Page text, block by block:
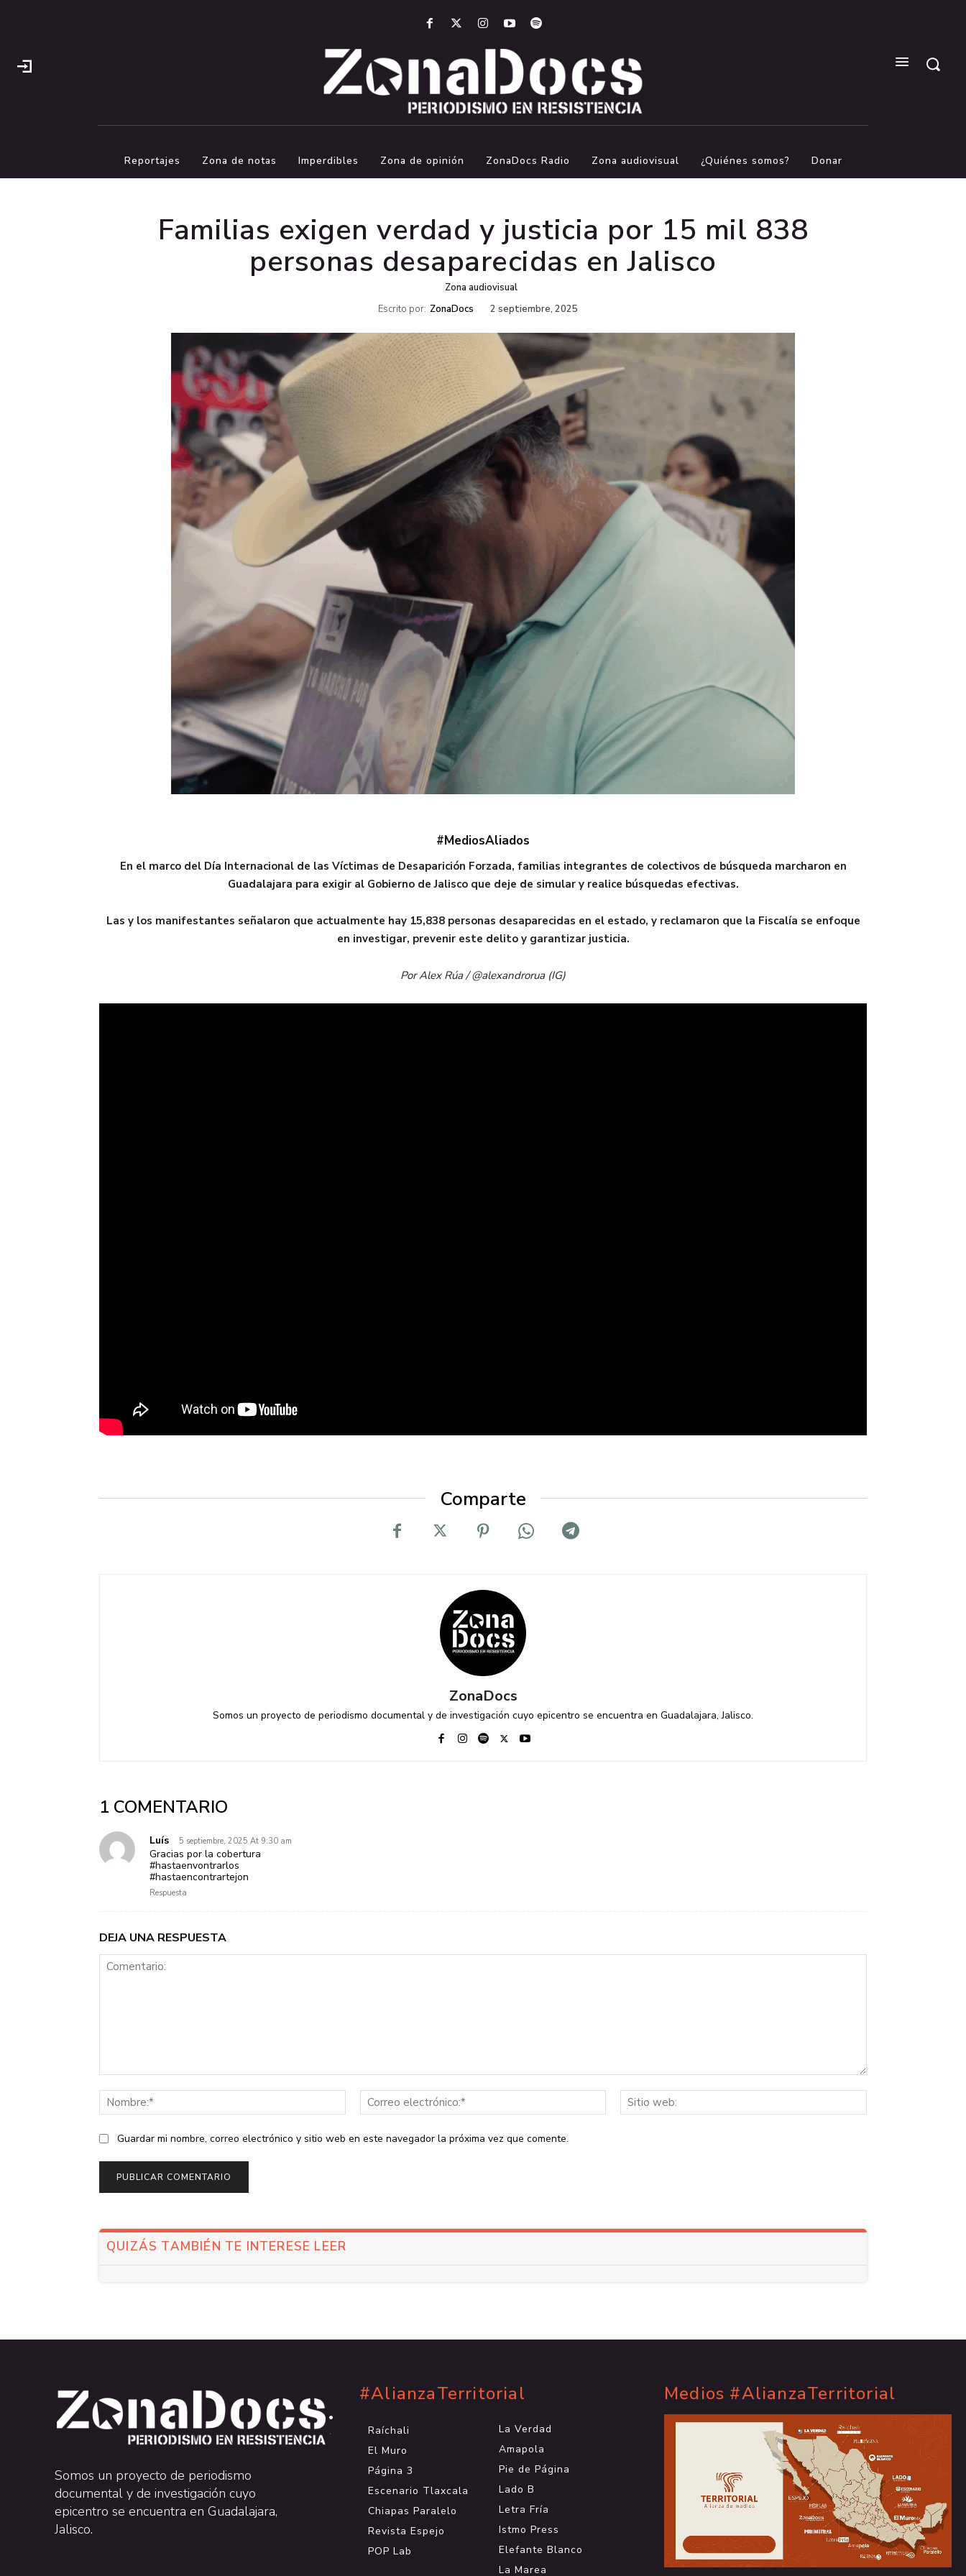
Reportajes Zona de notas Imperdibles Zona de opinión ZonaDocs Radio Zona audiovisual ¿Quiénes somos? Donar
Familias exigen verdad y justicia por 15 mil 838
personas desaparecidas en Jalisco
Zona audiovisual
Escrito por: ZonaDocs 2 septiembre, 2025
#MediosAliados
En el marco del Día Internacional de las Víctimas de Desaparición Forzada, familias integrantes de colectivos de búsqueda marcharon en
Guadalajara para exigir al Gobierno de Jalisco que deje de simular y realice búsquedas efectivas.
Las y los manifestantes señalaron que actualmente hay 15,838 personas desaparecidas en el estado, y reclamaron que la Fiscalía se enfoque
en investigar, prevenir este delito y garantizar justicia.
Por Alex Rúa / @alexandrorua (IG)
Comparte
ZonaDocs
Somos un proyecto de periodismo documental y de investigación cuyo epicentro se encuentra en Guadalajara, Jalisco.
1 COMENTARIO
Luís 5 septiembre, 2025 At 9:30 am
Gracias por la cobertura
#hastaenvontrarlos
#hastaencontrartejon
Respuesta
DEJA UNA RESPUESTA
Nombre:*
Correo
electrónico:*
web:
Guardar mi nombre, correo electrónico y sitio web en este navegador la próxima vez que comente.
QUIZÁS TAMBIÉN TE INTERESE LEER
.
.
Somos un proyecto de periodismo
documental y de investigación cuyo
epicentro se encuentra en Guadalajara,
Jalisco.
#AlianzaTerritorial
Raíchali
El Muro
Página 3
Escenario Tlaxcala
Chiapas Paralelo
Revista Espejo
POP Lab
.
La Verdad
Amapola
Pie de Página
Lado B
Letra Fría
Istmo Press
Elefante Blanco
La Marea
Medios #AlianzaTerritorial